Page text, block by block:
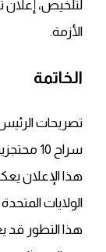
لتلخيص،
الأزمة.
الخاتمة
تصريحات
سراح 10
هذا الإعلان
الولايات
هذا التطور قد